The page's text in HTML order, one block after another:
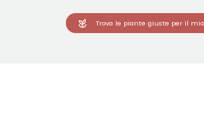
Trova le piante giuste per il